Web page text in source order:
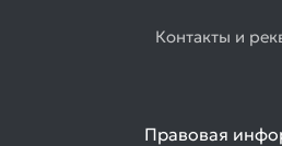
Контакты и
Правовая